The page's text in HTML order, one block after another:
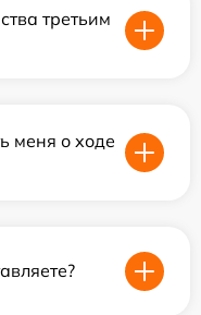
третьим
меня о ходе